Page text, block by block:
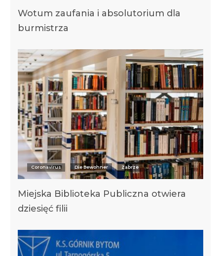
Wotum zaufania i absolutorium dla
burmistrza
Coronavirus Die Bewohner Zabrze
Miejska Biblioteka Publiczna otwiera
dziesięć filii